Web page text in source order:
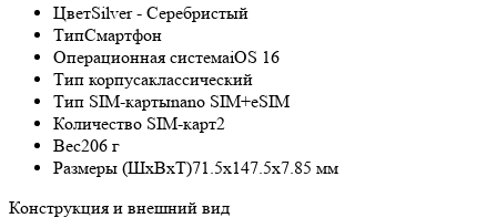
ЦветSilver - Серебристый
ТипСмартфон
Операционная системаiOS 16
Тип корпусаклассический
Тип SIM-картыnano SIM+eSIM
Количество SIM-карт2
Вес206 г
Размеры (ШxВxТ)71.5x147.5x7.85 мм
Конструкция и внешний вид